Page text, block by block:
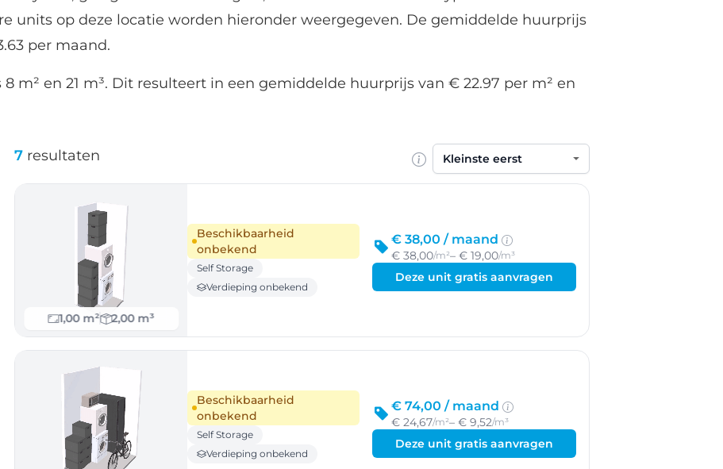
units op deze locatie worden hieronder weergegeven. De gemiddelde huurprijs
per maand.
m² en 21 m³. Dit resulteert in een gemiddelde huurprijs van € 22.97 per m² en
7 resultaten
Sorteren op
1,00 m² 2,00 m³
Beschikbaarheid
onbekend
Self Storage
Verdieping onbekend
€ 38,00 / maand
€ 38,00/m²– € 19,00/m³
Deze unit gratis aanvragen
Beschikbaarheid
onbekend
Self Storage
Verdieping onbekend
€ 74,00 / maand
€ 24,67/m²– € 9,52/m³
Deze unit gratis aanvragen